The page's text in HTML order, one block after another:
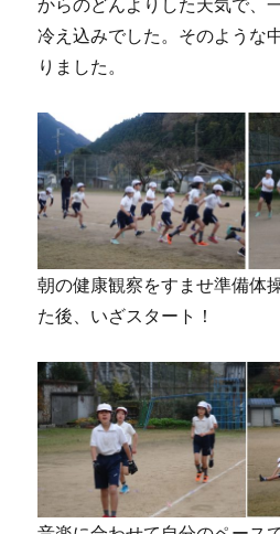
からのどんよりした天気で、
冷え込みでした。そのような
りました。
朝の健康観察をすませ準備体
た後、いざスタート！